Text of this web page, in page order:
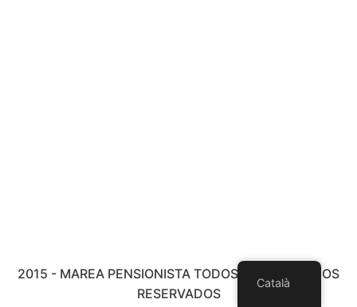
2015 - MAREA PENSIONISTA TODOS LOS DERECHOS
RESERVADOS
Català